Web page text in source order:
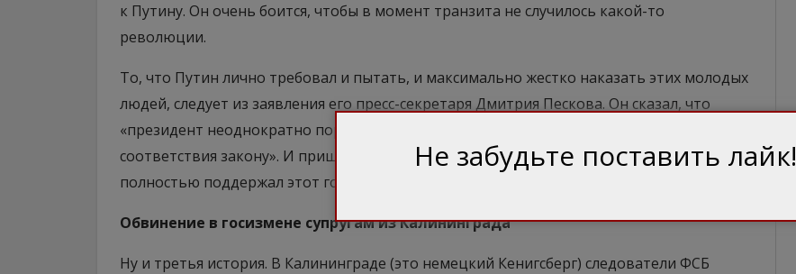
к Путину. Он очень боится, чтобы в момент транзита не случилось какой-то
революции.
То, что Путин лично требовал и пытать, и максимально жестко наказать этих молодых
людей, следует из заявления его пресс-секретаря Дмитрия Пескова. Он сказал, что
«президент неоднократно поручал тщательно всё проверить на предмет
соответствия закону». И пришел к выводу, что все там было нормально. То есть Путин
полностью поддержал этот государственный садизм.
Обвинение в госизмене супругам из Калининграда
Ну и третья история. В Калининграде (это немецкий Кенигсберг) следователи ФСБ
Не забудьте поставить лайк!